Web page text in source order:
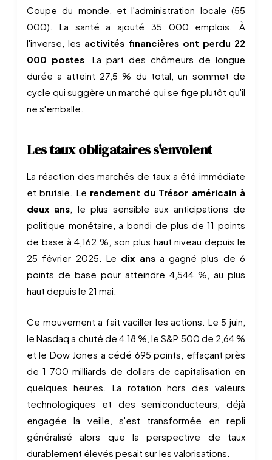
Coupe du monde, et l'administration locale (55
000). La santé a ajouté 35 000 emplois. À
l'inverse, les activités financières ont perdu 22
000 postes. La part des chômeurs de longue
durée a atteint 27,5 % du total, un sommet de
cycle qui suggère un marché qui se fige plutôt qu'il
ne s'emballe.
Les taux obligataires s'envolent
La réaction des marchés de taux a été immédiate
et brutale. Le rendement du Trésor américain à
deux ans, le plus sensible aux anticipations de
politique monétaire, a bondi de plus de 11 points
de base à 4,162 %, son plus haut niveau depuis le
25 février 2025. Le dix ansa gagné plus de 6
points de base pour atteindre 4,544 %, au plus
haut depuis le 21 mai.
Ce mouvement a fait vaciller les actions. Le 5 juin,
le Nasdaq a chuté de 4,18 %, le S&P 500 de 2,64 %
et le Dow Jones a cédé 695 points, effaçant près
de 1 700 milliards de dollars de capitalisation en
quelques heures. La rotation hors des valeurs
technologiques et des semiconducteurs, déjà
engagée la veille, s'est transformée en repli
généralisé alors que la perspective de taux
durablement élevés pesait sur les valorisations.